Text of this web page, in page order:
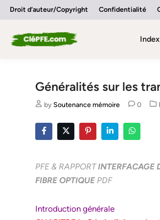
SkipDroit d’auteur/Copyright Confidentialité
Index
Généralités sur les
by Soutenance mémoire 0
PFE & RAPPORTINTERFACAGE
FIBRE OPTIQUE PDF
Introduction générale